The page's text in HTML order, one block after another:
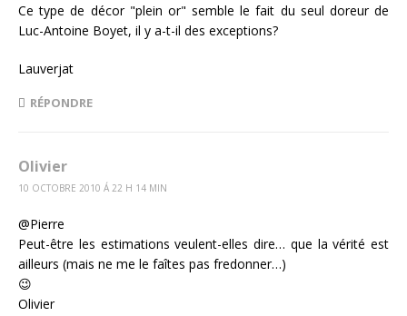
Ce type de décor "plein or" semble le fait du seul doreur de
Luc-Antoine Boyet, il y a-t-il des exceptions?
Lauverjat
RÉPONDRE
Olivier
10 OCTOBRE 2010 Á 22 H 14 MIN
@Pierre
Peut-être les estimations veulent-elles dire… que la vérité est
ailleurs (mais ne me le faîtes pas fredonner…)
😉
Olivier